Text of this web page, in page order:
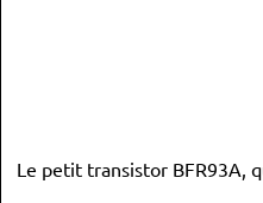
Le petit transistor BFR93A,